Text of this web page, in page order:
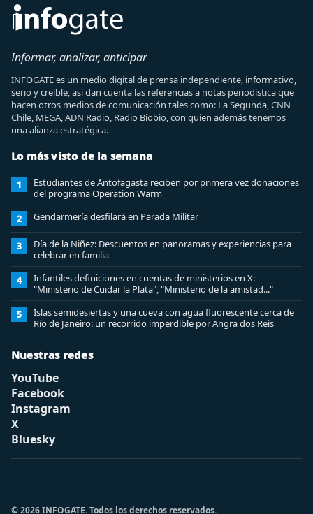
Informar, analizar, anticipar
INFOGATE es un medio digital de prensa independiente, informativo,
serio y creíble, así dan cuenta las referencias a notas periodística que
hacen otros medios de comunicación tales como: La Segunda, CNN
Chile, MEGA, ADN Radio, Radio Biobio, con quien además tenemos
una alianza estratégica.
Lo más visto de la semana
1
Estudiantes de Antofagasta reciben por primera vez donaciones
del programa Operation Warm
2 Gendarmería desfilará en Parada Militar
3
Día de la Niñez: Descuentos en panoramas y experiencias para
celebrar en familia
4
Infantiles definiciones en cuentas de ministerios en X:
"Ministerio de Cuidar la Plata", "Ministerio de la amistad..."
5
Islas semidesiertas y una cueva con agua fluorescente cerca de
Río de Janeiro: un recorrido imperdible por Angra dos Reis
Nuestras redes
YouTube
Facebook
Instagram
X
Bluesky
© 2026 INFOGATE. Todos los derechos reservados.